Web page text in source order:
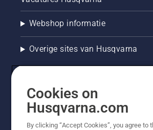
Webshop informatie
Overige sites van Husqvarna
Cookies on
Husqvarna.com
By clicking “Accept Cookies”, you agree to